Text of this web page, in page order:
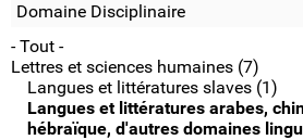
Domaine Disciplinaire
- Tout -
Lettres et sciences humaines (7)
Langues et littératures slaves (1)
Langues et littératures arabes,
hébraïque, d'autres domaines